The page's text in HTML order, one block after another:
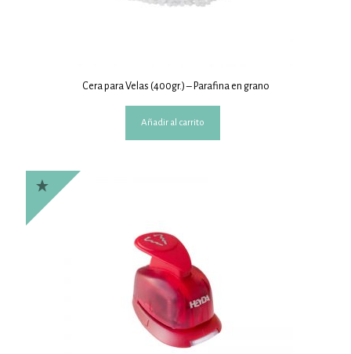
Cera para Velas (400gr.) – Parafina en grano
Añadir al carrito